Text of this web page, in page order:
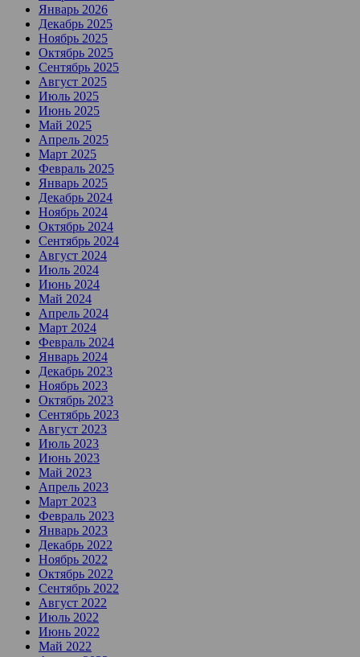
Январь 2026
Декабрь 2025
Ноябрь 2025
Октябрь 2025
Сентябрь 2025
Август 2025
Июль 2025
Июнь 2025
Май 2025
Апрель 2025
Март 2025
Февраль 2025
Январь 2025
Декабрь 2024
Ноябрь 2024
Октябрь 2024
Сентябрь 2024
Август 2024
Июль 2024
Июнь 2024
Май 2024
Апрель 2024
Март 2024
Февраль 2024
Январь 2024
Декабрь 2023
Ноябрь 2023
Октябрь 2023
Сентябрь 2023
Август 2023
Июль 2023
Июнь 2023
Май 2023
Апрель 2023
Март 2023
Февраль 2023
Январь 2023
Декабрь 2022
Ноябрь 2022
Октябрь 2022
Сентябрь 2022
Август 2022
Июль 2022
Июнь 2022
Май 2022